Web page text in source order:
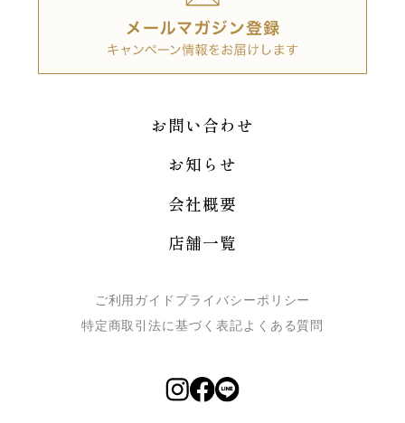
お問い合わせ
お知らせ
会社概要
店舗一覧
ご利用ガイド プライバシーポリシー
特定商取引法に基づく表記よくある質問